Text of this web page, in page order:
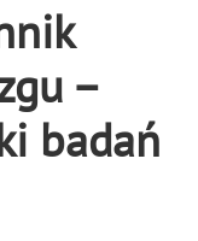
–
badań